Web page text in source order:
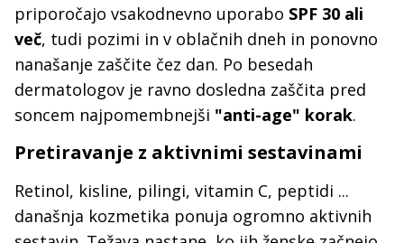
priporočajo vsakodnevno uporabo SPF 30 ali
več, tudi pozimi in v oblačnih dneh in ponovno
nanašanje zaščite čez dan. Po besedah
dermatologov je ravno dosledna zaščita pred
soncem najpomembnejši "anti-age" korak.
Pretiravanje z aktivnimi sestavinami
Retinol, kisline, pilingi, vitamin C, peptidi ...
današnja kozmetika ponuja ogromno aktivnih